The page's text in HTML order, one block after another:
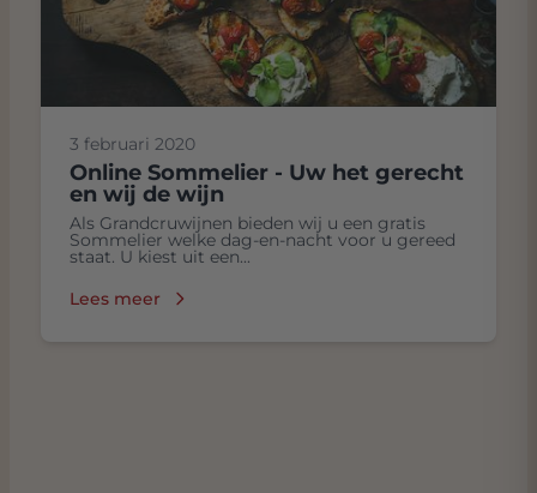
3 februari 2020
Online Sommelier - Uw het gerecht
en wij de wijn
Als Grandcruwijnen bieden wij u een gratis
Sommelier welke dag-en-nacht voor u gereed
staat. U kiest uit een...
Lees meer